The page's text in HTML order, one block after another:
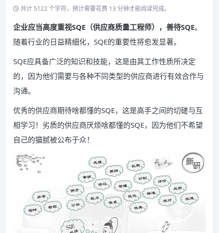
共计 5122 个字符，预计需要花费 13 分钟才能阅读完成。
企业应当高度重视SQE（供应商质量工程师），善待SQE。
随着行业的日益精细化，SQE的重要性将愈发显著。
SQE应具备广泛的知识和技能，这是由其工作性质所决定
的，因为他们需要与各种不同类型的供应商进行有效合作与
沟通。
优秀的供应商期待啥都懂的SQE，这是高手之间的切磋与互
相学习！劣质的供应商厌烦啥都懂的SQE，因为他们不希望
自己的猫腻被公布于众！